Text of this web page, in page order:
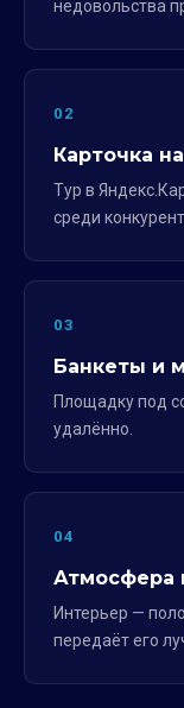
недовольства
02
Карточка
Тур в
среди
03
Банкеты и
Площадку под
удалённо.
04
Атмосфера
Интерьер —
передаёт его